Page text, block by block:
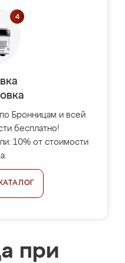
Бронницам и всей
бесплатно!
10% от стоимости
при